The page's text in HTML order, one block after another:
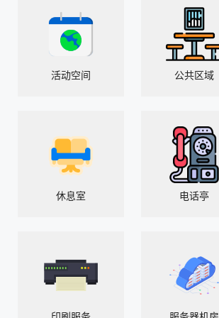
活动空间 公共区域
休息室 电话亭